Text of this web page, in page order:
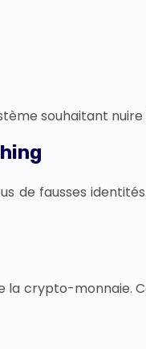
souhaitant
de fausses
crypto-monnaie.